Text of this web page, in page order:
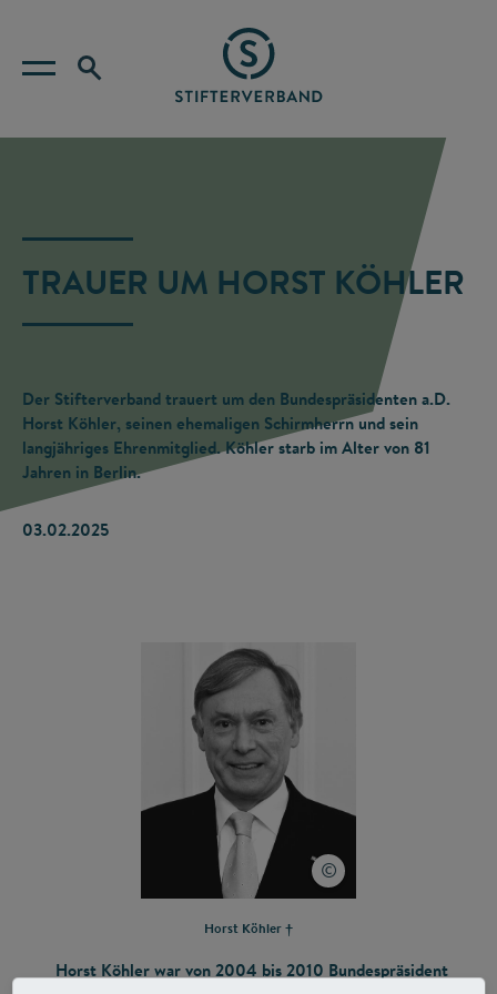
TRAUER UM HORST KÖHLER
Der Stifterverband trauert um den Bundespräsidenten a.D.
Horst Köhler, seinen ehemaligen Schirmherrn und sein
langjähriges Ehrenmitglied. Köhler starb im Alter von 81
Jahren in Berlin.
03.02.2025
Horst Köhler †
Horst Köhler war von 2004 bis 2010 Bundespräsident